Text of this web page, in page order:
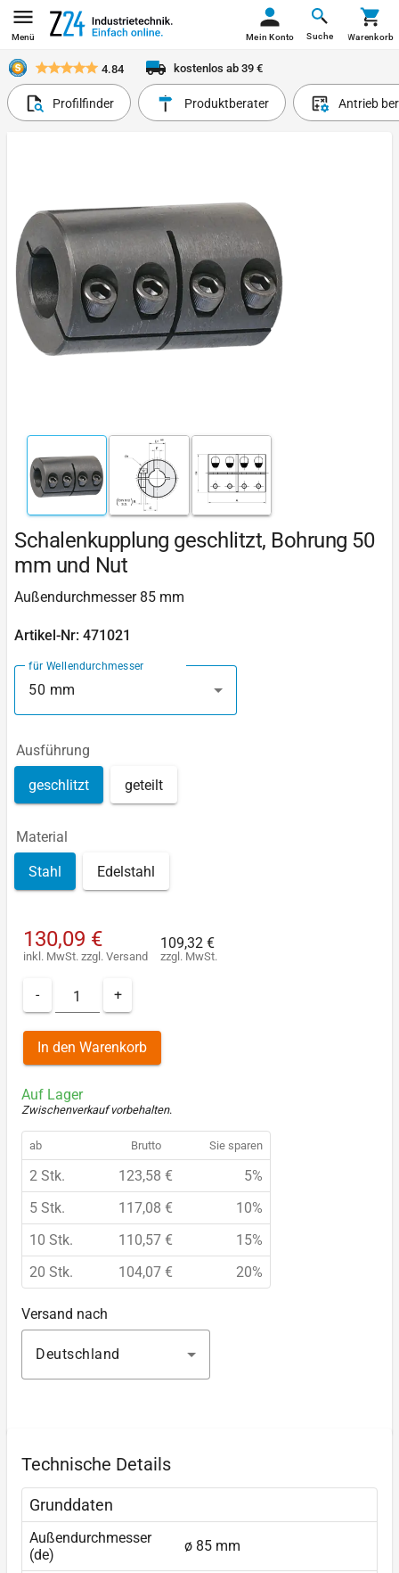
Menü Suche
Mein Konto Warenkorb
4.84 kostenlos ab 39 €
Profilfinder Produktberater Antrieb
Schalenkupplung geschlitzt, Bohrung 50
mm und Nut
Außendurchmesser 85 mm
Artikel-Nr: 471021
für Wellendurchmesser
50 mm
Ausführung
geschlitzt geteilt
Material
Stahl Edelstahl
130,09 €
inkl. MwSt. zzgl. Versand
109,32 €
zzgl. MwSt.
- +
In den Warenkorb
Auf Lager
Zwischenverkauf vorbehalten.
ab Brutto Sie sparen
2 Stk. 123,58 €
5%
5 Stk.
117,08 €
10%
10 Stk.
110,57 €
15%
20 Stk.
104,07 € 20%
Versand nach
Deutschland
Technische Details
Grunddaten
Außendurchmesser
(de)
ø 85 mm